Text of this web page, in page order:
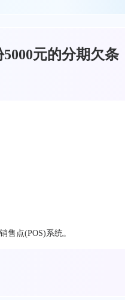
元的分期欠条
售点(POS)系统。